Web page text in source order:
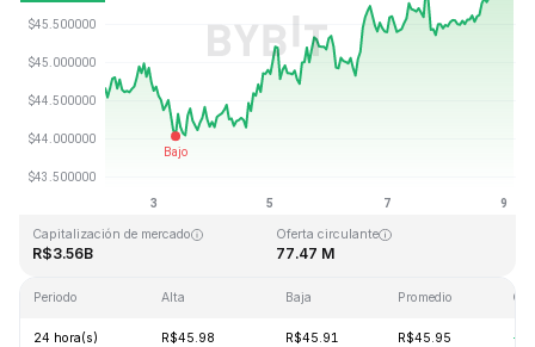
Última actualización: 2026-08-09, 03:26 GMT+0
Máximo histórico
Capitalización de mercado
R$3.56B
Oferta circulante
77.47 M
Periodo Alta Baja Promedio
24 hora(s) R$45.98 R$45.91 R$45.95